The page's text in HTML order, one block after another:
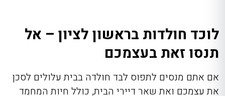
לוכד חולדות בראשון לציון – אל
תנסו זאת בעצמכם
אם אתם מנסים לתפוס לבד חולדה בבית עלולים לסכן
את עצמכם ואת שאר דיירי הבית, כולל חיות המחמד